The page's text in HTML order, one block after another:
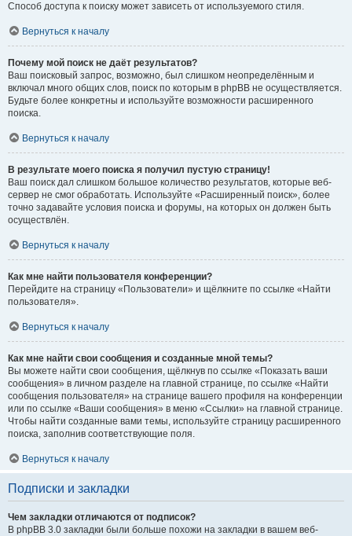
Способ доступа к поиску может зависеть от используемого стиля.
Вернуться к началу
Почему мой поиск не даёт результатов?
Ваш поисковый запрос, возможно, был слишком неопределённым и
включал много общих слов, поиск по которым в phpBB не осуществляется.
Будьте более конкретны и используйте возможности расширенного
поиска.
Вернуться к началу
В результате моего поиска я получил пустую страницу!
Ваш поиск дал слишком большое количество результатов, которые веб-
сервер не смог обработать. Используйте «Расширенный поиск», более
точно задавайте условия поиска и форумы, на которых он должен быть
осуществлён.
Вернуться к началу
Как мне найти пользователя конференции?
Перейдите на страницу «Пользователи» и щёлкните по ссылке «Найти
пользователя».
Вернуться к началу
Как мне найти свои сообщения и созданные мной темы?
Вы можете найти свои сообщения, щёлкнув по ссылке «Показать ваши
сообщения» в личном разделе на главной странице, по ссылке «Найти
сообщения пользователя» на странице вашего профиля на конференции
или по ссылке «Ваши сообщения» в меню «Ссылки» на главной странице.
Чтобы найти созданные вами темы, используйте страницу расширенного
поиска, заполнив соответствующие поля.
Вернуться к началу
Подписки и закладки
Чем закладки отличаются от подписок?
В phpBB 3.0 закладки были больше похожи на закладки в вашем веб-